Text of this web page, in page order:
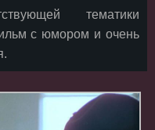
тематики
с юмором и очень